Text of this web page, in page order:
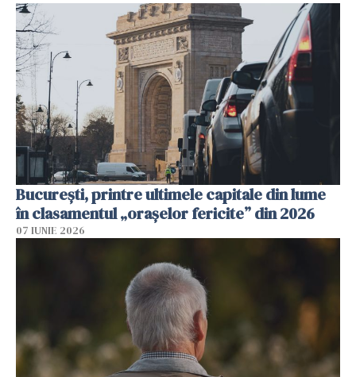
București, printre ultimele capitale din lume
în clasamentul „orașelor fericite” din 2026
07 IUNIE 2026